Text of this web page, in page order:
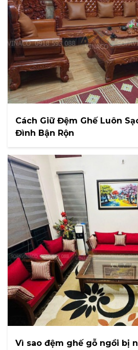
Cách Giữ Đệm Ghế Luôn
Đình Bận Rộn
Vì sao đệm ghế gỗ ngồi bị